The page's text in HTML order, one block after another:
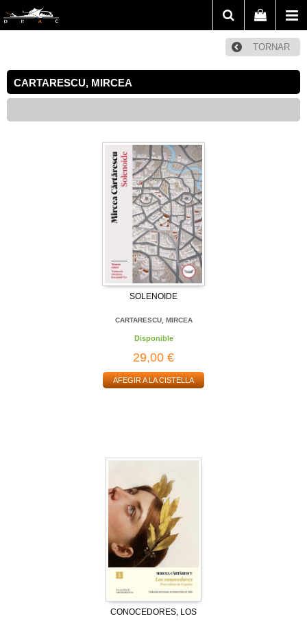
TORNAR
CARTARESCU, MIRCEA
SOLENOIDE
CARTARESCU, MIRCEA
Disponible
29,00 €
AFEGIR A LA CISTELLA
CONOCEDORES, LOS